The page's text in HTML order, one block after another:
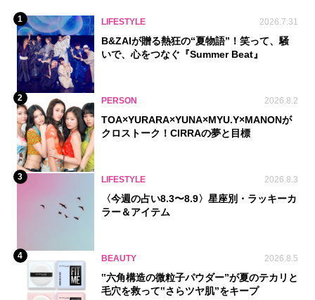
1 LIFESTYLE 2026.7.31
B&ZAIが贈る熱狂の“夏物語”！笑って、騒
いで、心をつなぐ『Summer Beat』
2 PERSON 2026.8.2
TOA×YURARA×YUNA×MYU.Y×MANONが
クロストーク！CIRRAの夢と目標
3 LIFESTYLE 2026.8.3
〈今週の占い8.3〜8.9〉星座別・ラッキーカ
ラー＆アイテム
4 BEAUTY 2026.8.5
‟六角構造の微粒子パウダー”が夏のテカリと
毛穴を救って‟さらツヤ肌”をキープ